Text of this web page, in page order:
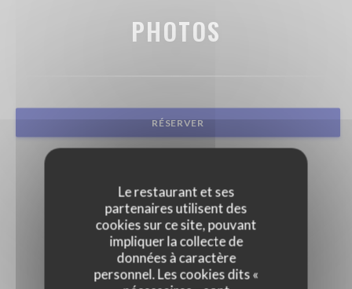
Le restaurant et ses
partenaires utilisent des
cookies sur ce site, pouvant
impliquer la collecte de
données à caractère
personnel. Les cookies dits «
PHOTOS
RÉSERVER